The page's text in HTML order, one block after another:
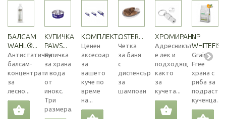
БАЛСАМ
WAHL®...
Антистатичен
балсам-
концентрат
за
лесно...
КУПИЧКА
PAWS...
Купичка
за храна
и вода
от
инокс.
Три
размера.
КОМПЛЕКТ...
Ценен
аксесоар
за
вашето
куче по
време
на...
OSTER...
Четка
за баня
с
диспенсър
за
шампоан
ХРОМИРАН...
Адресникът
е лек и
подходящ
както
за
кучета...
NP
Grain
Free
храна с
риба за
кученца...